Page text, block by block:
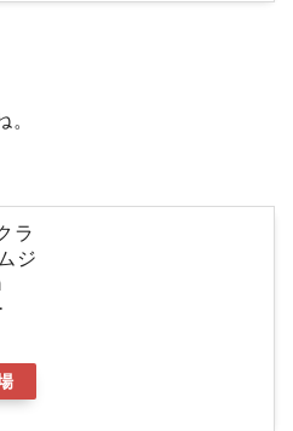
。
ラ
ジ